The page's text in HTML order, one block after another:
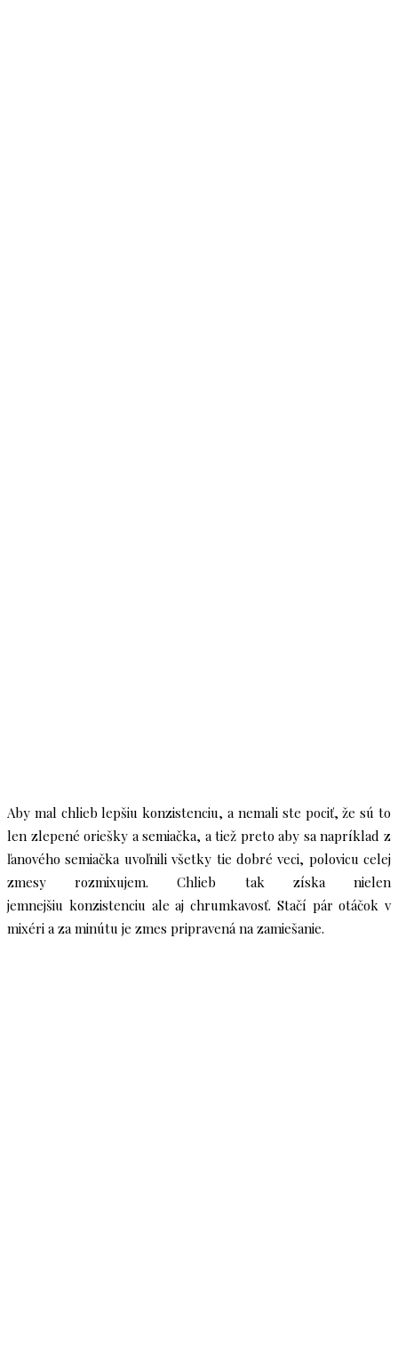
Aby mal chlieb lepšiu konzistenciu, a nemali ste pociť, že sú to
len zlepené oriešky a semiačka, a tiež preto aby sa napríklad z
ľanového semiačka uvoľnili všetky tie dobré veci, polovicu celej
zmesy rozmixujem. Chlieb tak získa nielen
jemnejšiu konzistenciu ale aj chrumkavosť. Stačí pár otáčok v
mixéri a za minútu je zmes pripravená na zamiešanie.